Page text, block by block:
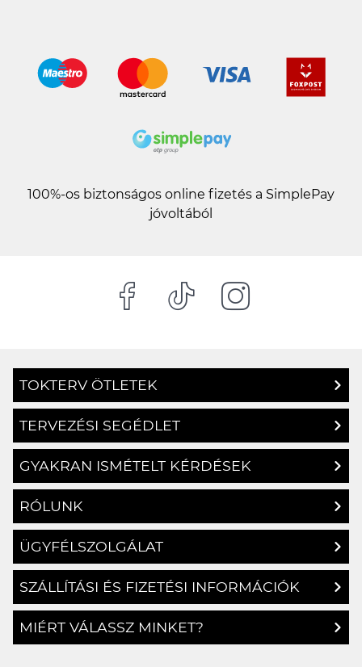
100%-os biztonságos online fizetés a SimplePay
jóvoltából
TOKTERV ÖTLETEK
TERVEZÉSI SEGÉDLET
GYAKRAN ISMÉTELT KÉRDÉSEK
RÓLUNK
ÜGYFÉLSZOLGÁLAT
SZÁLLÍTÁSI ÉS FIZETÉSI INFORMÁCIÓK
MIÉRT VÁLASSZ MINKET?